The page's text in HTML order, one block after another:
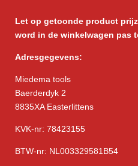
Let op getoonde product
word in de winkelwagen pas
Adresgegevens:
Miedema tools
Baerderdyk 2
8835XA Easterlittens
KVK-nr: 78423155
BTW-nr: NL003329581B54